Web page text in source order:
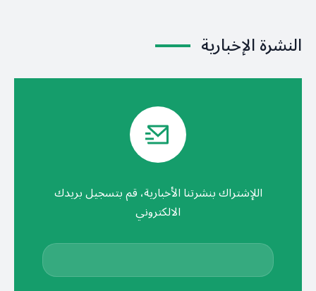
النشرة الإخبارية
اللإشتراك بنشرتنا الأخبارية، قم بتسجيل بريدك
الالكتروني